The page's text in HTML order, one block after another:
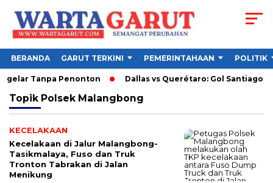
BERANDA GARUT TERKINI PEMERINTAHAAN POLITIK
Tanpa Penonton Dallas vs Querétaro: Gol Santiago
Topik Polsek Malangbong
KECELAKAAN
Kecelakaan di Jalur Malangbong-
Tasikmalaya, Fuso dan Truk
Tronton Tabrakan di Jalan
Menikung